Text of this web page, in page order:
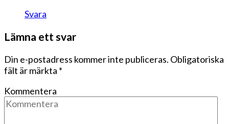
Svara
Lämna ett svar
Din e-postadress kommer inte publiceras. Obligatoriska
fält är märkta *
Kommentera